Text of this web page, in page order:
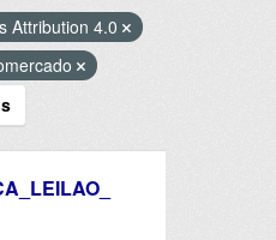
Attribution 4.0